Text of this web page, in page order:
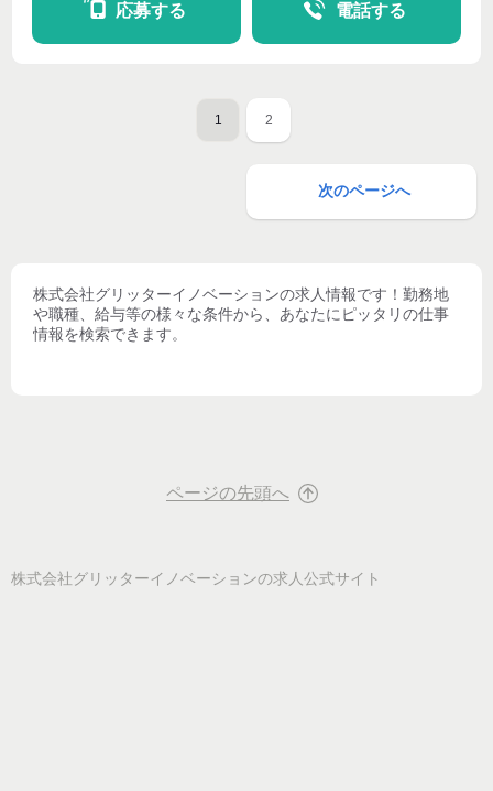
応募する 電話する
1 2
次のページへ
株式会社グリッターイノベーションの求人情報です！勤務地
や職種、給与等の様々な条件から、あなたにピッタリの仕事
情報を検索できます。
ページの先頭へ
株式会社グリッターイノベーションの求人公式サイト